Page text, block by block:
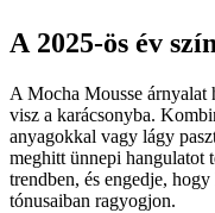
A 2025-ös év
A Mocha Mousse árnyalat
visz a karácsonyba.
anyagokkal vagy lágy
meghitt ünnepi hangulatot
trendben, és engedje,
tónusaiban ragyogjon.